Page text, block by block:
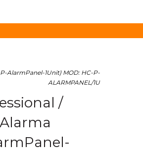
AlarmPanel-1Unit) MOD: HC-P-
ALARMPANEL/1U
/